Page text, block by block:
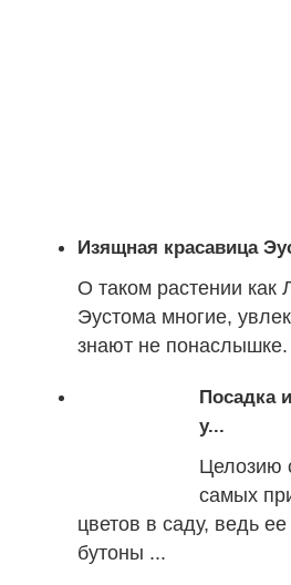
Изящная красавица
О таком растении как
Эустома многие,
знают не понаслышке.
Посадка
у...
Целозию
самых
цветов в саду, ведь
бутоны ...